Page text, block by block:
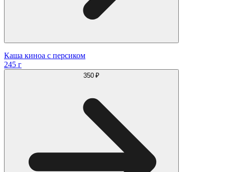
Каша киноа с персиком
245 г
350 ₽